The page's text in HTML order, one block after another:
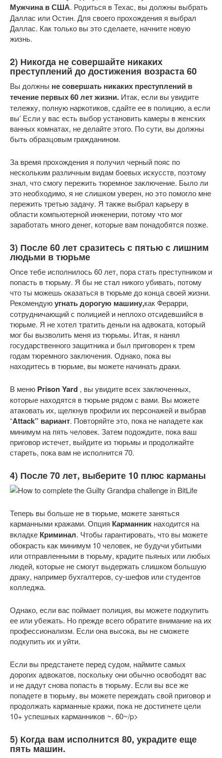
Мужчина в США. Родиться в Техас, вы должны выбрать
Даллас или Остин. Для своего прохождения я выбрал
Даллас. Как только вы это сделаете, начните новую
жизнь.
2) Никогда не совершайте никаких
преступлений до достижения возраста 60
Вы должны не совершать никаких преступлений в
течение первых 60 лет жизни. Итак, если вы увидите
тележку, полную наркотиков, сдайте ее в полицию, а если
вы’ Если у вас есть выбор установить камеры в женских
ванных комнатах, не делайте этого. По сути, вы должны
быть образцовым гражданином.
За время прохождения я получил черный пояс по
нескольким различным видам боевых искусств, поэтому
знал, что смогу пережить тюремное заключение. Было ли
это необходимо, я не слишком уверен, но это помогло мне
пережить третью задачу. Я также выбрал карьеру в
области компьютерной инженерии, потому что мог
заработать много денег, которые вам понадобятся позже.
3) После 60 лет сразитесь с пятью с лишним
людьми в тюрьме
Once тебе исполнилось 60 лет, пора стать преступником и
попасть в тюрьму. Я бы не стал никого убивать, потому
что ты можешь оказаться в тюрьме до конца своей жизни.
Рекомендуюугнать дорогую машину,как Ферарри,
сотрудничающий с полицией и неплохо отсидевшийся в
тюрьме. Я не хотел тратить деньги на адвоката, который
мог бы вызволить меня из тюрьмы. Итак, я нанял
государственного защитника и был приговорен к трем
годам тюремного заключения. Однако, пока вы
находитесь в тюрьме, вы можете начинать драки.
В меню Prison Yard , вы увидите всех заключенных,
которые находятся в тюрьме рядом с вами. Вы можете
атаковать их, щелкнув профили их персонажей и выбрав
“Attack” вариант. Повторяйте это, пока не нападете как
минимум на пять человек. Затем подождите, пока ваш
приговор истечет, выйдите из тюрьмы и продолжайте
стареть, пока вам не исполнится 70.
4) После 70 лет, выберите 10 плюс карманы
Теперь вы больше не в тюрьме, можете заняться
карманными кражами. Опция Карманник находится на
вкладке Криминал. Чтобы гарантировать, что вы можете
обокрасть как минимум 10 человек, не будучи убитыми
или отправленными в тюрьму, крадите пьяных или любых
людей, которые не смогут выдержать слишком большую
драку, например бухгалтеров, су-шефов или студентов
колледжа.
Однако, если вас поймает полиция, вы можете подкупить
ее или убежать. Но прежде всего обратите внимание на их
профессионализм. Если она высока, вы не сможете
подкупить их и уйти.
Если вы предстанете перед судом, наймите самых
дорогих адвокатов, поскольку они обычно освободят вас
и не дадут снова попасть в тюрьму. Если вы все же
попадете в тюрьму, вы можете переждать свой приговор и
продолжать карманные кражи, пока не достигнете цели
10+ успешных карманников ~. 60~/p>
5) Когда вам исполнится 80, украдите еще
пять машин.